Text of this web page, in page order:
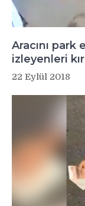
Aracını
izleyenleri
22 Eylül 2018